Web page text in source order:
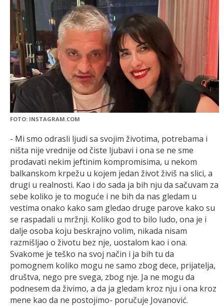
FOTO: INSTAGRAM.COM
- Mi smo odrasli ljudi sa svojim životima, potrebama i
ništa nije vrednije od čiste ljubavi i ona se ne sme
prodavati nekim jeftinim kompromisima, u nekom
balkanskom krpežu u kojem jedan život živiš na slici, a
drugi u realnosti. Kao i do sada ja bih nju da sačuvam za
sebe koliko je to moguće i ne bih da nas gledam u
vestima onako kako sam gledao druge parove kako su
se raspadali u mržnji. Koliko god to bilo ludo, ona je i
dalje osoba koju beskrajno volim, nikada nisam
razmišljao o životu bez nje, uostalom kao i ona.
Svakome je teško na svoj način i ja bih tu da
pomognem koliko mogu ne samo zbog dece, prijatelja,
društva, nego pre svega, zbog nje. Ja ne mogu da
podnesem da živimo, a da ja gledam kroz nju i ona kroz
mene kao da ne postojimo- poručuje Jovanović.